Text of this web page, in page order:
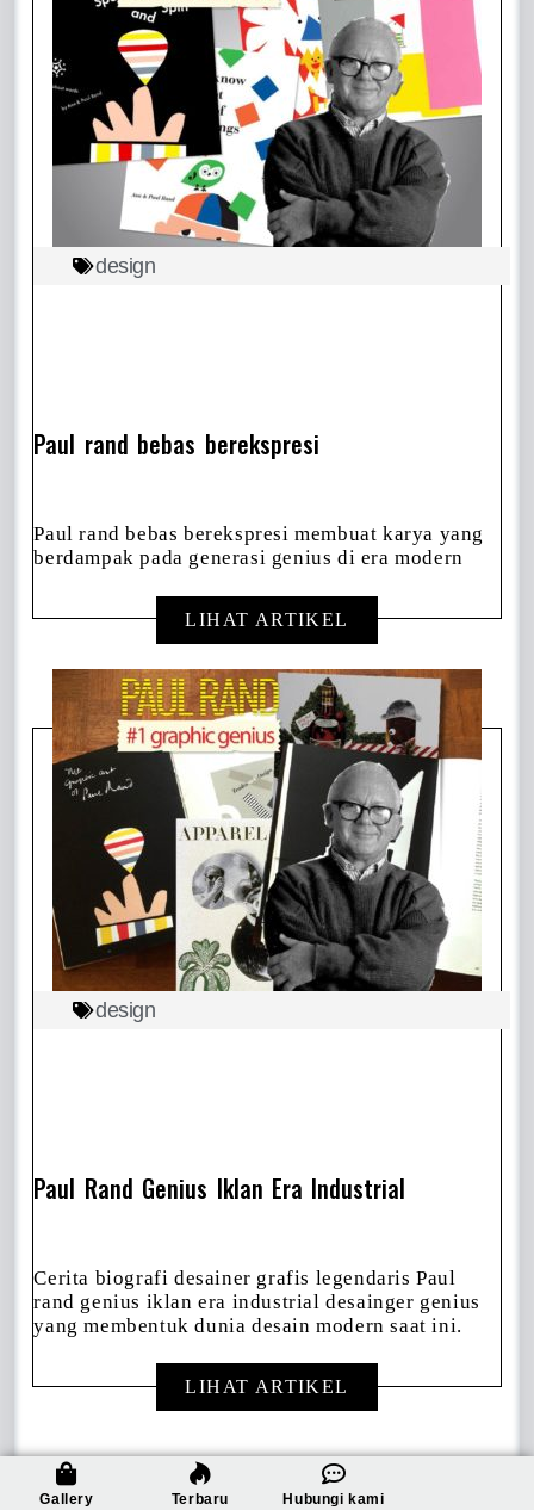
design
Paul rand bebas berekspresi
Paul rand bebas berekspresi membuat karya yang
berdampak pada generasi genius di era modern
LIHAT ARTIKEL
design
Paul Rand Genius Iklan Era Industrial
Cerita biografi desainer grafis legendaris Paul
rand genius iklan era industrial desainger genius
yang membentuk dunia desain modern saat ini.
LIHAT ARTIKEL
Gallery Terbaru Hubungi kami